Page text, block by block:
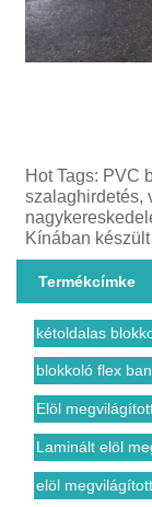
Hot Tags: PVC
szalaghirdetés,
Kínában készült
Termékcímke
kétoldalas
blokkoló flex
Elöl
Laminált elöl
elöl